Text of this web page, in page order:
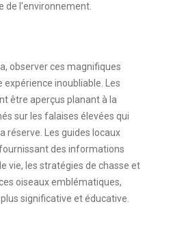
de l'environnement.
observer ces magnifiques
inoubliable. Les
être aperçus planant à la
sur les falaises élevées qui
réserve. Les guides locaux
des informations
vie, les stratégies de chasse et
oiseaux emblématiques,
significative et éducative.